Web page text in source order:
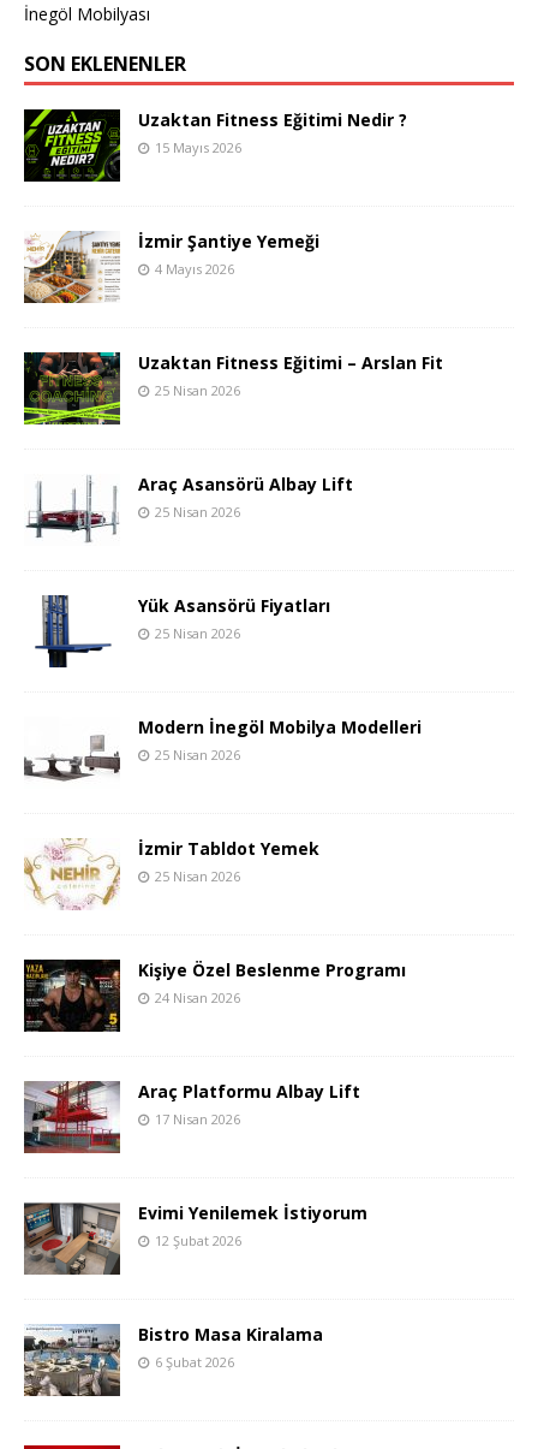
İnegöl Mobilyası
SON EKLENENLER
Uzaktan Fitness Eğitimi Nedir ?
15 Mayıs 2026
İzmir Şantiye Yemeği
4 Mayıs 2026
Uzaktan Fitness Eğitimi – Arslan Fit
25 Nisan 2026
Araç Asansörü Albay Lift
25 Nisan 2026
Yük Asansörü Fiyatları
25 Nisan 2026
Modern İnegöl Mobilya Modelleri
25 Nisan 2026
İzmir Tabldot Yemek
25 Nisan 2026
Kişiye Özel Beslenme Programı
24 Nisan 2026
Araç Platformu Albay Lift
17 Nisan 2026
Evimi Yenilemek İstiyorum
12 Şubat 2026
Bistro Masa Kiralama
6 Şubat 2026